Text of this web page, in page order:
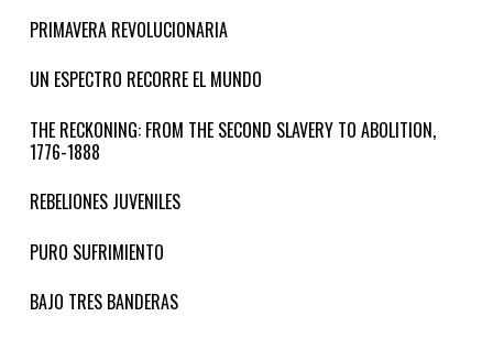
PRIMAVERA REVOLUCIONARIA
UN ESPECTRO RECORRE EL MUNDO
THE RECKONING: FROM THE SECOND SLAVERY TO ABOLITION,
1776-1888
REBELIONES JUVENILES
PURO SUFRIMIENTO
BAJO TRES BANDERAS